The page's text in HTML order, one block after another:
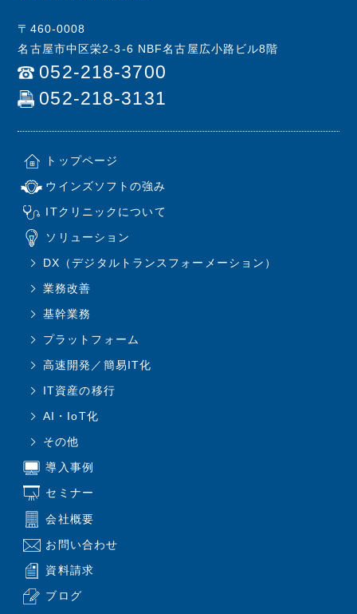
〒460-0008
名古屋市中区栄2-3-6 NBF名古屋広小路ビル8階
052-218-3700
052-218-3131
トップページ
ウインズソフトの強み
ITクリニックについて
ソリューション
DX（デジタルトランスフォーメーション）
業務改善
基幹業務
プラットフォーム
高速開発／簡易IT化
IT資産の移行
AI・IoT化
その他
導入事例
セミナー
会社概要
お問い合わせ
資料請求
ブログ